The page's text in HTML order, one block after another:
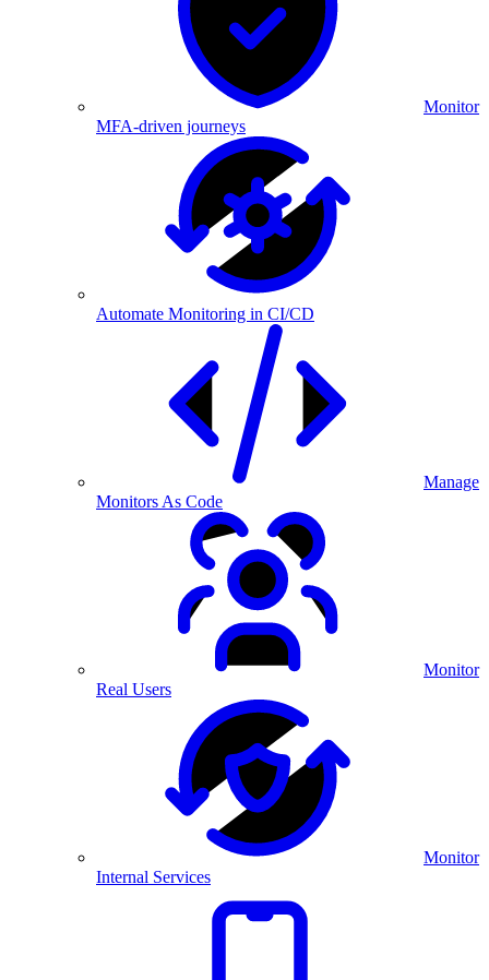
Monitor
MFA-driven journeys
Automate Monitoring in CI/CD
Manage
Monitors As Code
Monitor
Real Users
Monitor
Internal Services